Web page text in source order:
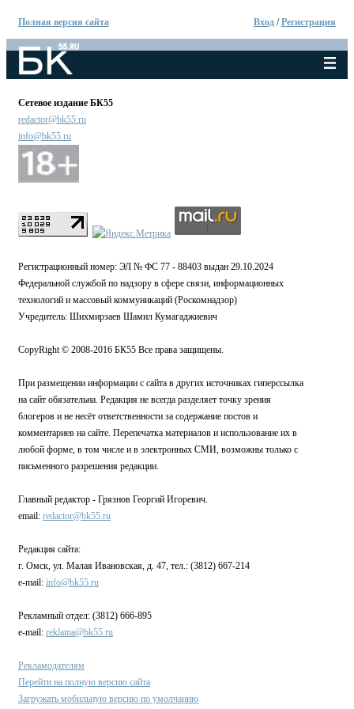
Полная версия сайта Вход /Регистрация
Сетевое издание БК55
redactor@bk55.ru
info@bk55.ru
Регистрационный номер: ЭЛ № ФС 77 - 88403 выдан 29.10.2024
Федеральной службой по надзору в сфере связи, информационных
технологий и массовый коммуникаций (Роскомнадзор)
Учредитель: Шихмирзаев Шамил Кумагаджиевич
CopyRight © 2008-2016 БК55 Все права защищены.
При размещении информации с сайта в других источниках гиперссылка
на сайт обязательна. Редакция не всегда разделяет точку зрения
блогеров и не несёт ответственности за содержание постов и
комментариев на сайте. Перепечатка материалов и использование их в
любой форме, в том числе и в электронных СМИ, возможны только с
письменного разрешения редакции.
Главный редактор - Грязнов Георгий Игоревич.
email: redactor@bk55.ru
Редакция сайта:
г. Омск, ул. Малая Ивановская, д. 47, тел.: (3812) 667-214
e-mail: info@bk55.ru
Рекламный отдел: (3812) 666-895
e-mail: reklama@bk55.ru
Рекламодателям
Перейти на полную версию сайта
Загружать мобильную версию по умолчанию